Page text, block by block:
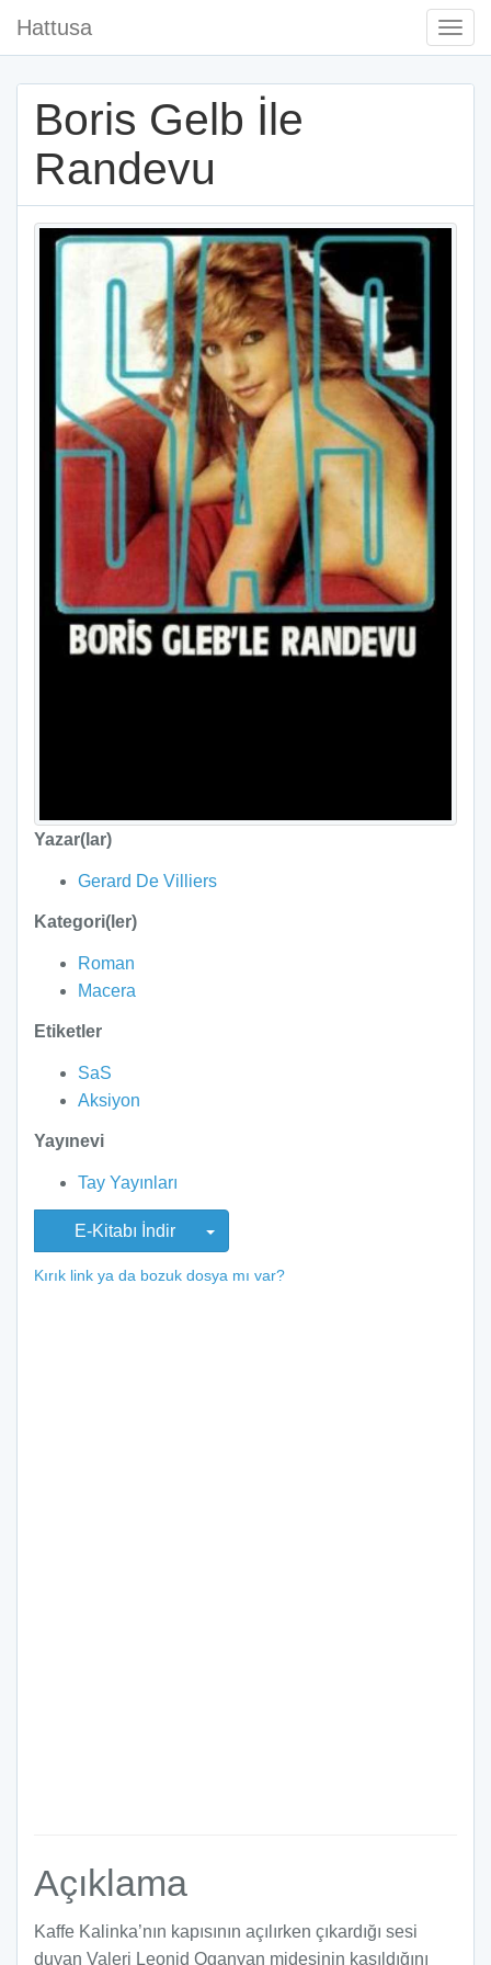
Hattusa
Boris Gelb İle
Randevu
Yazar(lar)
Gerard De Villiers
Kategori(ler)
Roman
Macera
Etiketler
SaS
Aksiyon
Yayınevi
Tay Yayınları
E-Kitabı İndir
Kırık link ya da bozuk dosya mı var?
Açıklama
Kaffe Kalinka’nın kapısının açılırken çıkardığı sesi
duyan Valeri Leonid Oganyan midesinin kasıldığını